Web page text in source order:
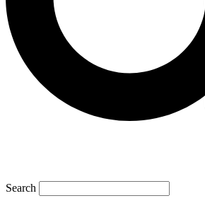
Search